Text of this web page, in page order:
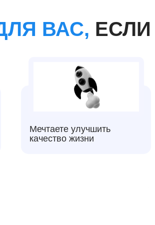
ВАС, ЕСЛИ
Мечтаете улучшить
качество жизни